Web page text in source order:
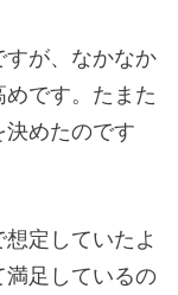
が、なかなか
です。たまた
決めたのです
定していたよ
満足しているの